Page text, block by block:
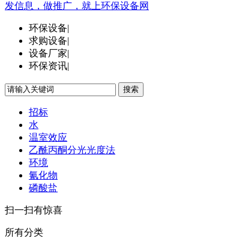
发信息，做推广，就上环保设备网
环保设备|
求购设备|
设备厂家|
环保资讯|
搜索
招标
水
温室效应
乙酰丙酮分光光度法
环境
氰化物
磷酸盐
扫一扫有惊喜
所有分类